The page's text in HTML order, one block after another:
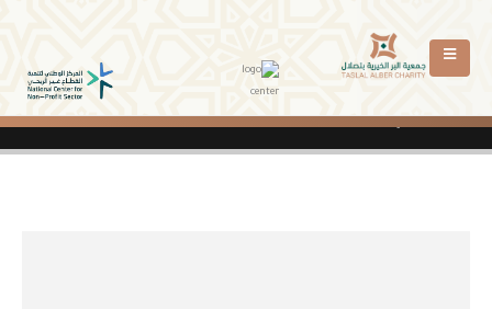
HOME الأهداف